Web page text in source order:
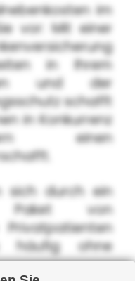
im
vor: Mit einer
in Ihrem
und der
schafft
in Konkurrenz
einen
sich durch ein
Paket von
ohne